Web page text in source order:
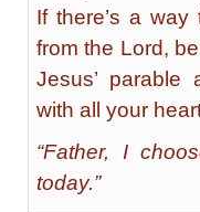
If there’s a way
from the Lord,
Jesus’
with all your
“Father, I
today.”